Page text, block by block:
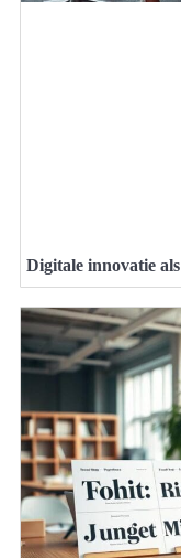
Digitale innovatie